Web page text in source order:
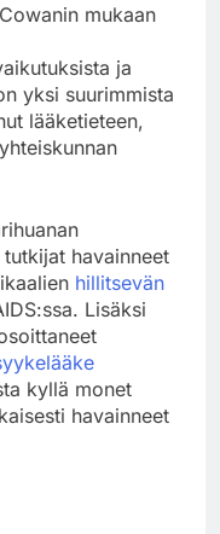
mukaan
ja
yksi suurimmista
lääketieteen,
havainneet
hillitsevän
Lisäksi
kyllä monet
havainneet